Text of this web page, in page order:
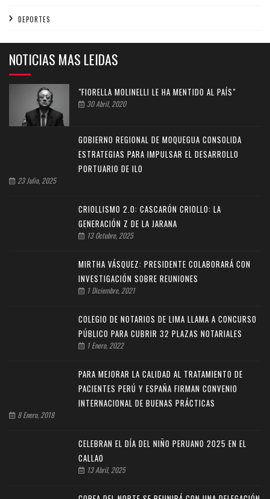
DEPORTES
NOTICIAS MAS LEIDAS
"FIORELLA MOLINELLI LE HA MENTIDO AL PAÍS"
30 Abril, 2020
GOBIERNO REGIONAL DE MOQUEGUA CONSOLIDA
ESTRATEGIAS PARA IMPULSAR EL DESARROLLO
PORTUARIO DE ILO
23 Julio, 2025
CRIOLLISMO 2.0: CASCARÓN CRIOLLO: LA
GENERACIÓN Z DE LA JARANA
13 Octubre, 2025
MIRTHA VÁSQUEZ: PRESIDENTE COLABORARÁ CON
INVESTIGACIÓN SOBRE REUNIONES
1 Diciembre, 2021
COLEGIO DE NOTARIOS DE LIMA LLAMA A CONCURSO
PÚBLICO PARA CUBRIR 32 PLAZAS NOTARIALES
1 Enero, 2022
PARA MEJORAR LA CALIDAD AL TRATAMIENTO DE
PACIENTES PERÚ Y ESPAÑA FIRMAN CONVENIO
INTERNACIONAL DE BUENAS PRÁCTICAS
8 Enero, 2018
CELEBRAN EL DÍA DEL NIÑO PERUANO 2025 EN EL
CALLAO
13 Abril, 2025